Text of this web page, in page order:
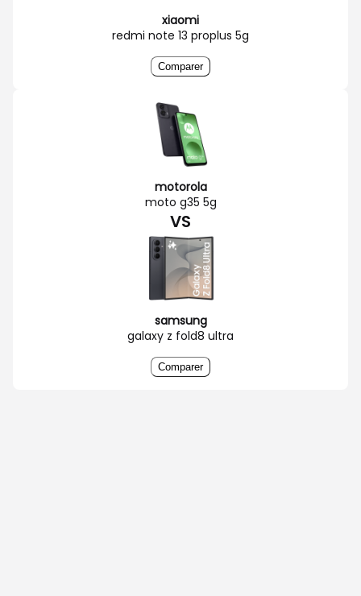
xiaomi
redmi note 13 proplus 5g
Comparer
motorola
moto g35 5g
VS
samsung
galaxy z fold8 ultra
Comparer